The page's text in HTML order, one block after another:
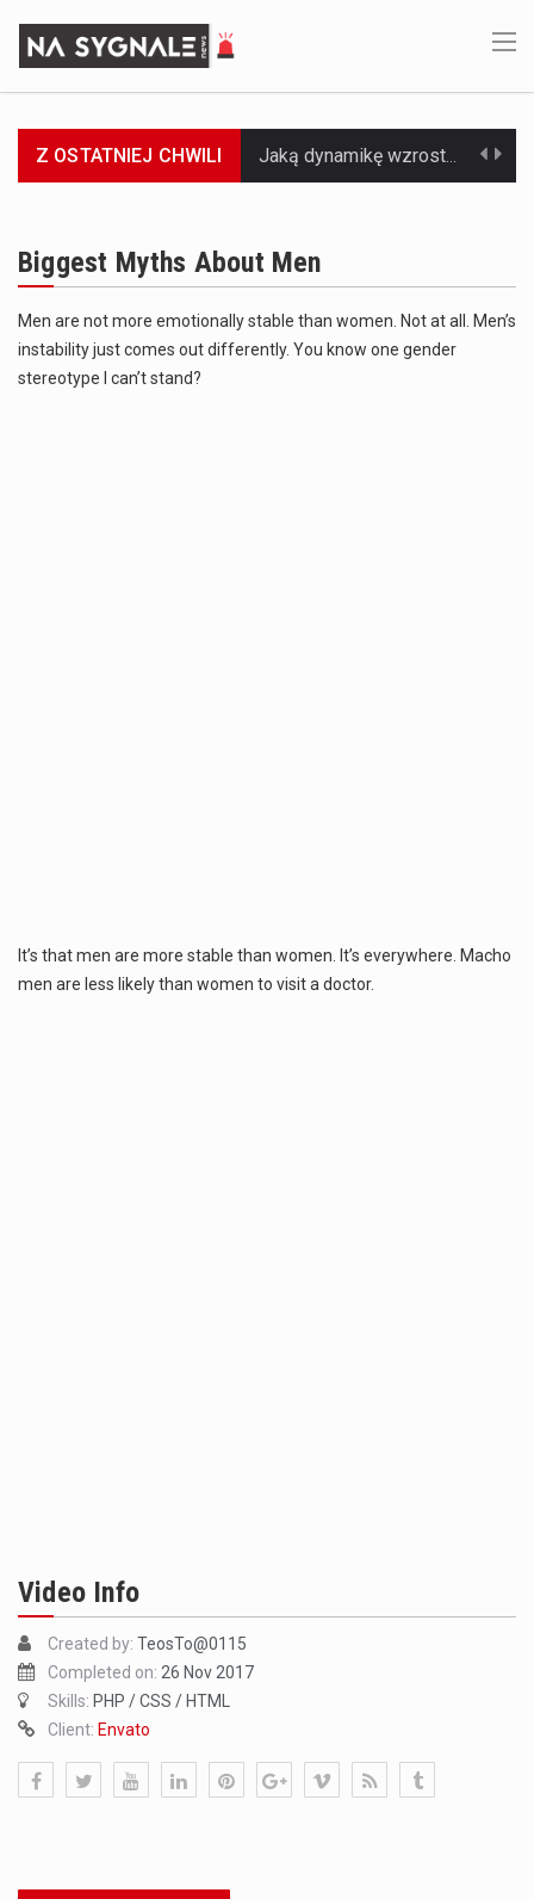
Z OSTATNIEJ CHWILI Jaką dynamikę wzrostu PKB przewidują prognozy gospodarcze dla Polski w 2026 roku? Prognozy dotyczące gospodarki Polski na rok 2026 sugerują, że Produkt Krajowy Brutto (PKB)…
Co to jest cyberbezpieczeństwo w sieci? Cyberbezpieczeństwo w Internecie stanowi istotny element ochrony systemów informacyjnych. Jego zasadniczym celem jest zabezpieczenie przed różnorodnymi cyberzagrożeniami oraz ryzykiem,…
Biggest Myths About Men
Men are not more emotionally stable than women. Not at all. Men’s
instability just comes out differently. You know one gender
stereotype I can’t stand?
It’s that men are more stable than women. It’s everywhere. Macho
men are less likely than women to visit a doctor.
Video Info
Created by: TeosTo@0115
Completed on: 26 Nov 2017
Skills: PHP / CSS / HTML
Client: Envato